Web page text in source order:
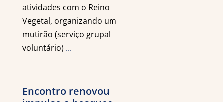
atividades com o Reino
Vegetal, organizando um
mutirão (serviço grupal
voluntário) ...
Encontro renovou